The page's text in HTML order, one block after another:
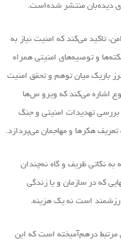
دیده‌بان منتشر شده‌است.
تاکید می‌کند که امنیت نیاز به
و توصیه‌های امنیتی همراه
باریک میان توهم و تحقق امنیت
اشاره می‌کند که ویرو س‌ها
تهدیدات امنیتی و جنگ
هکرها و مهاجمان می‌پردازد.
نکاتی ظریف و گاه نه‌چندان
که در سازمان و یا زندگی
است نه یک هزینه.
مرتبط درهم‌آمیخته است که این